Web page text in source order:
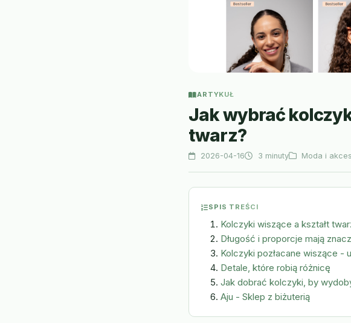
ARTYKUŁ
Jak wybrać
twarz?
2026-04-16 3 minuty Moda i
SPIS TREŚCI
Kolczyki wiszące a kształt
Długość i proporcje mają
Kolczyki pozłacane wiszące -
Detale, które robią różnicę
Jak dobrać kolczyki, by
Aju - Sklep z biżuterią